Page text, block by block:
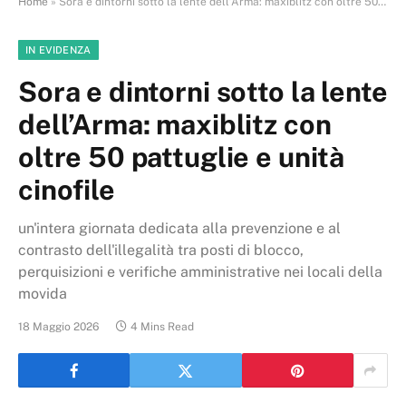
IN EVIDENZA
Sora e dintorni sotto la lente
dell’Arma: maxiblitz con
oltre 50 pattuglie e unità
cinofile
un'intera giornata dedicata alla prevenzione e al
contrasto dell'illegalità tra posti di blocco,
perquisizioni e verifiche amministrative nei locali della
movida
18 Maggio 2026 4 Mins Read